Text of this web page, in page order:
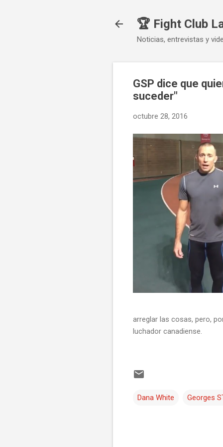
🏆 Fight Club
Noticias, entrevistas y
GSP dice que
suceder"
octubre 28, 2016
arreglar las cosas, pero,
luchador canadiense.
Dana White Georges